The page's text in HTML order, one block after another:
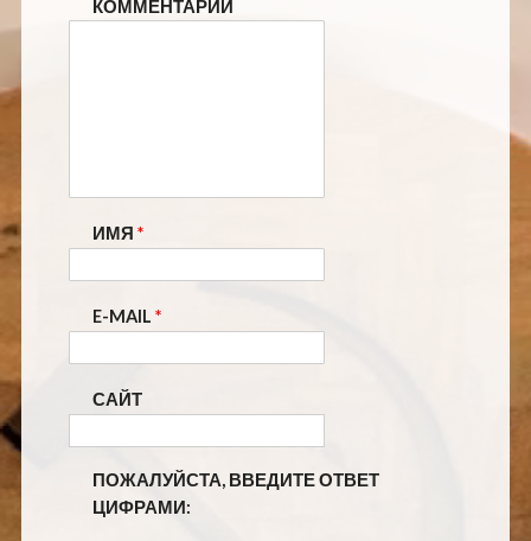
КОММЕНТАРИЙ
ИМЯ *
E-MAIL *
САЙТ
ПОЖАЛУЙСТА, ВВЕДИТЕ ОТВЕТ
ЦИФРАМИ: